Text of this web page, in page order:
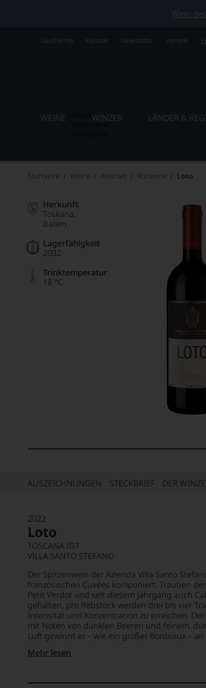
Wein
Geschichte Kontakt Newsletter Vorteile
WEINE WINZER LÄNDER &
Startseite Weine Weinart Rotweine Loto
Herkunft
Toskana
Italien
Lagerfähigkeit
2032
Trinktemperatur
18 °C
AUSZEICHNUNGEN STECKBRIEF DER
2022
Loto
TOSCANA IGT
VILLA SANTO STEFANO
Der Spitzenwein der Azienda Villa Santo
französischen Cuvées komponiert: Trauben
Petit Verdot und seit diesem Jahrgang auch
gehalten, pro Rebstock werden drei bis vier
Intensität und Konzentration zu erreichen.
mit Noten von dunklen Beeren und feinem,
Luft gewinnt er – wie ein großer Bordeaux –
Schokolade, Vanille und Sauerkirschen. Die
sorgt für nächtliche Kühle, weshalb der Loto
Mehr lesen